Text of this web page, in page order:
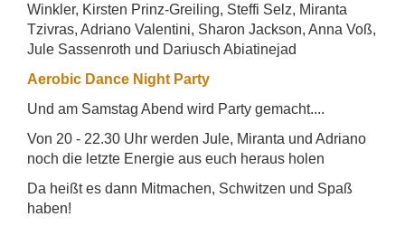
Winkler, Kirsten Prinz-Greiling, Steffi Selz, Miranta
Tzivras, Adriano Valentini, Sharon Jackson, Anna Voß,
Jule Sassenroth und Dariusch Abiatinejad
Aerobic Dance Night Party
Und am Samstag Abend wird Party gemacht....
Von 20 - 22.30 Uhr werden Jule, Miranta und Adriano
noch die letzte Energie aus euch heraus holen
Da heißt es dann Mitmachen, Schwitzen und Spaß
haben!